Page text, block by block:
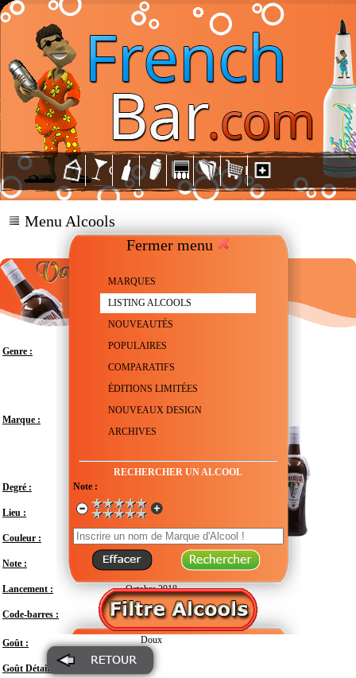
Fermer menu
MARQUES
LISTING ALCOOLS
NOUVEAUTÉS
POPULAIRES
COMPARATIFS
ÉDITIONS LIMITÉES
NOUVEAUX DESIGN
ARCHIVES
RECHERCHER UN ALCOOL
Note :
Menu Alcools
Genre : Liqueur à la Crème fraîche
Marque :
Degré :
Lieu : Afrique du sud - Limpopo - Stellenbosch
Couleur :
Note : En attente de test
Lancement : Octobre 2018
Code-barres : 6001108093769
Goût : Doux
Goût Détail :